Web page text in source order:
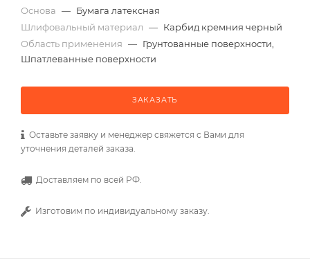
Основа — Бумага латексная
Шлифовальный материал — Карбид кремния черный
Область применения — Грунтованные поверхности,
Шпатлеванные поверхности
ЗАКАЗАТЬ
Оставьте заявку и менеджер свяжется с Вами для
уточнения деталей заказа.
Доставляем по всей РФ.
Изготовим по индивидуальному заказу.